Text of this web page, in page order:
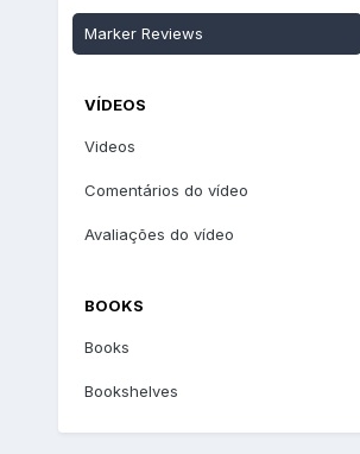
Marker Reviews
VÍDEOS
Videos
Comentários do vídeo
Avaliações do vídeo
BOOKS
Books
Bookshelves